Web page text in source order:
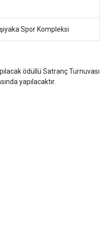
Spor Kompleksi
ödüllü Satranç Turnuvası
yapılacaktır.